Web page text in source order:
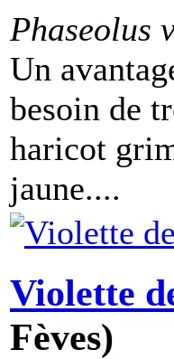
Phaseolus
Un
besoin de
haricot
jaune....
Violette
Fèves)